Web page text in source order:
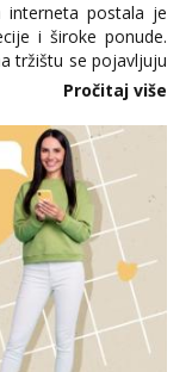
interneta postala je
i široke ponude.
tržištu se pojavljuju
internetske
Pročitaj više